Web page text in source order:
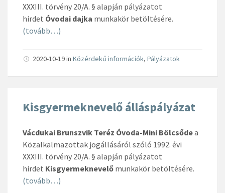
XXXIII. törvény 20/A. § alapján pályázatot
hirdet Óvodai dajka munkakör betöltésére.
(tovább…)
2020-10-19in Közérdekű információk, Pályázatok
Kisgyermeknevelő álláspályázat
Vácdukai Brunszvik Teréz Óvoda-Mini Bölcsődea
Közalkalmazottak jogállásáról szóló 1992. évi
XXXIII. törvény 20/A. § alapján pályázatot
hirdet Kisgyermeknevelő munkakör betöltésére.
(tovább…)